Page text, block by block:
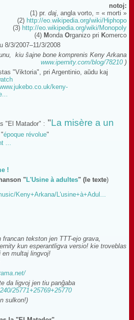
notoj:
(1) pr. daj, angla vorto, = « morti »
(2) http://eo.wikipedia.org/wiki/Hiphopo
(3) http://eo.wikipedia.org/wiki/Monopoly
(4) Monda Organizo pri Komerco
8/3/2007–11/3/2008
kiu ŝajne bone komprenis Keny Arkana
www.ipernity.com/blog/78210 )
"Viktoria", pri Argentinio, aŭdu kaj
keny-
"El Matador" : "La misère a un
époque révolue"
...
!
"L'Usine à adultes" (le texte)
Keny+Arkana/L'usine+à+Adul...
tekston jen TTT-ejo grava,
kun esperantligva versio! kie troveblas
en multaj lingvoj!
da ligvoj jen tiu panĝaba
25771+25769+25770
sulkon!)